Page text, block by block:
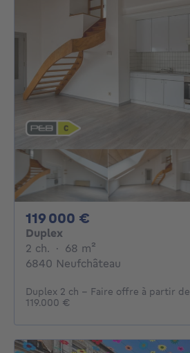
119 000 €
Duplex
2 ch. 2 chambres
· 68 m²
6840 Neufchâteau
Duplex 2 ch - Faire offre à partir de
119.000 €